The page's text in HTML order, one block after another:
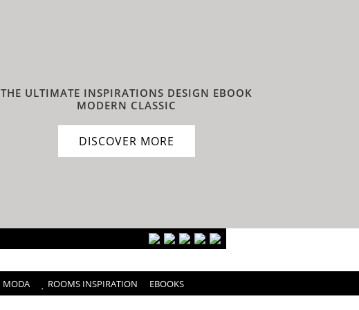
THE ULTIMATE INSPIRATIONS DESIGN EBOOK
MODERN CLASSIC
DISCOVER MORE
MODA ROOMS INSPIRATION EBOOKS